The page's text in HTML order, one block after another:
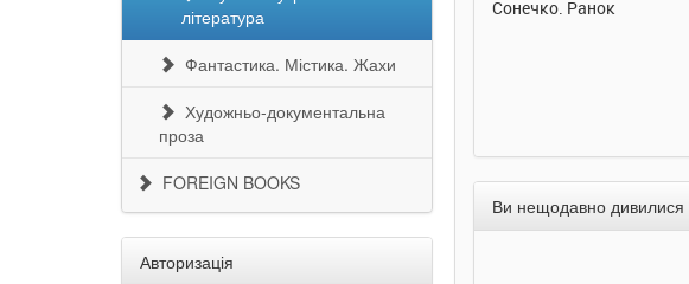
література
Фантастика. Містика. Жахи
Художньо-документальна
проза
FOREIGN BOOKS
Авторизація
Сонечко. Ранок
Сонечко. Ранок
Ви нещодавно дивилися